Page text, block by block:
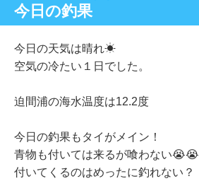
今日の釣果
今日の天気は晴れ☀
空気の冷たい１日でした。
迫間浦の海水温度は12.2度
今日の釣果もタイがメイン！
青物も付いては来るが喰わない😭😭
付いてくるのはめったに釣れない？